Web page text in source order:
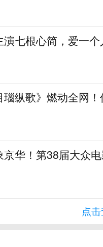
七根心简，爱一
纵歌》燃动全网
华！第38届大众
点